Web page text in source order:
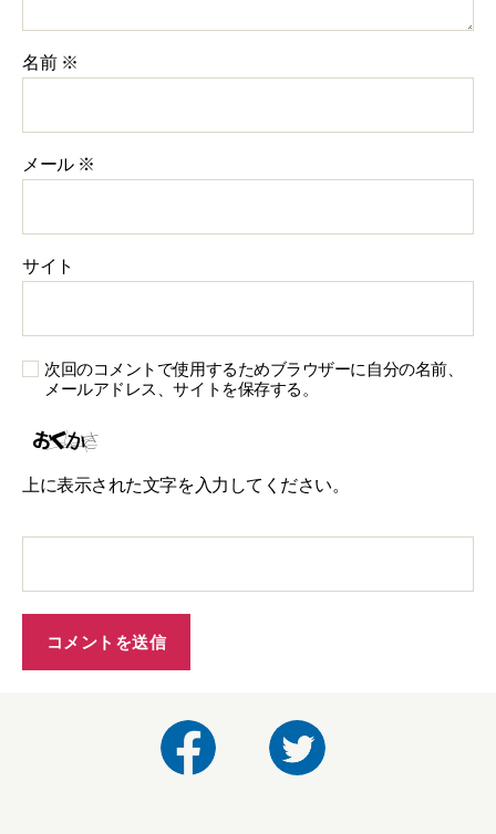
名前 ※
メール ※
サイト
次回のコメントで使用するためブラウザーに自分の名前、
メールアドレス、サイトを保存する。
上に表示された文字を入力してください。